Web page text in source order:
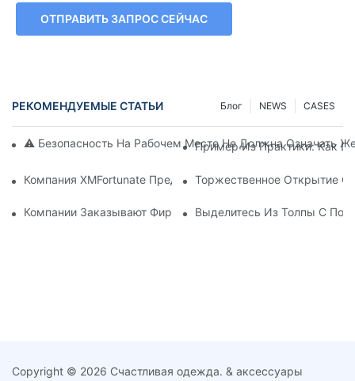
ОТПРАВИТЬ ЗАПРОС СЕЙЧАС
РЕКОМЕНДУЕМЫЕ СТАТЬИ CASES
NEWS
Блог
⚠️ Безопасность На Рабочем Месте Не Должна Означать
Пример Из Практики: Как
Компания XMFortunate Представляет Новую Весенне-
Торжественное Открытие
Компании Заказывают Фирменные Головные Уборы Для
Выделитесь Из Толпы С
Copyright © 2026 Счастливая одежда. & аксессуары